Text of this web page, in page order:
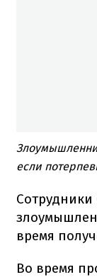
если
время
Во время